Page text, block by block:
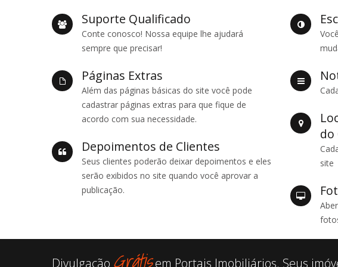
Suporte Qualificado
Conte conosco! Nossa equipe lhe ajudará
sempre que precisar!
Páginas Extras
Além das páginas básicas do site você pode
cadastrar páginas extras para que fique de
acordo com sua necessidade.
Depoimentos de Clientes
Seus clientes poderão deixar depoimentos e eles
serão exibidos no site quando você aprovar a
publicação.
do
site
Divulgação Grátisem Portais Imobiliários. Seus